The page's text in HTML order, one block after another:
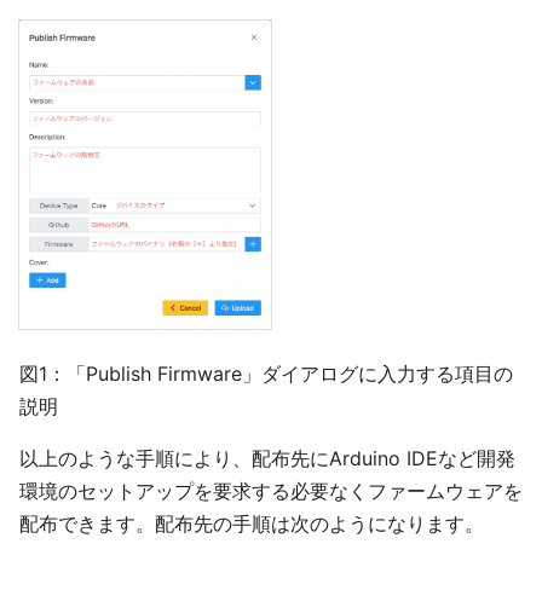
図1：「Publish Firmware」ダイアログに入力する項目の
説明
以上のような手順により、配布先にArduino IDEなど開発
環境のセットアップを要求する必要なくファームウェアを
配布できます。配布先の手順は次のようになります。